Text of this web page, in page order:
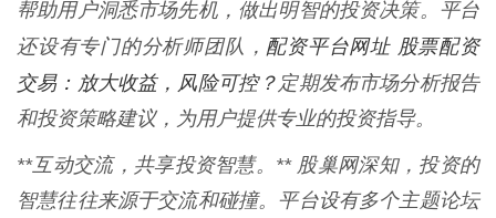
帮助用户洞悉市场先机，做出明智的投资决策。平台
还设有专门的分析师团队， 配资平台网址 股票配资
交易：放大收益，风险可控？ 定期发布市场分析报告
和投资策略建议，为用户提供专业的投资指导。
**互动交流，共享投资智慧。** 股巢网深知，投资的
智慧往往来源于交流和碰撞。平台设有多个主题论坛